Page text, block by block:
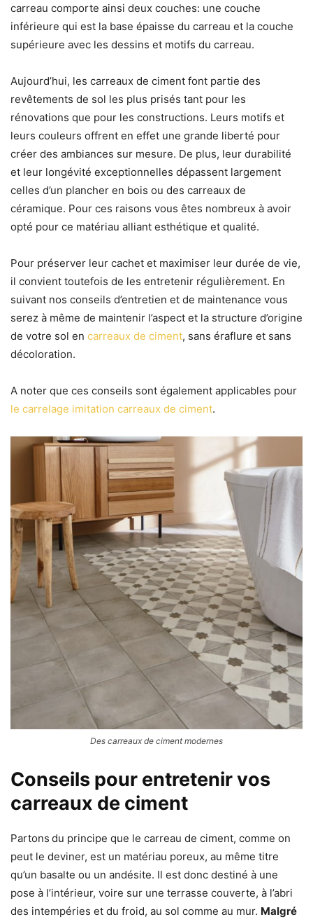
carreau comporte ainsi deux couches: une couche
inférieure qui est la base épaisse du carreau et la couche
supérieure avec les dessins et motifs du carreau.
Aujourd’hui, les carreaux de ciment font partie des
revêtements de sol les plus prisés tant pour les
rénovations que pour les constructions. Leurs motifs et
leurs couleurs offrent en effet une grande liberté pour
créer des ambiances sur mesure. De plus, leur durabilité
et leur longévité exceptionnelles dépassent largement
celles d’un plancher en bois ou des carreaux de
céramique. Pour ces raisons vous êtes nombreux à avoir
opté pour ce matériau alliant esthétique et qualité.
Pour préserver leur cachet et maximiser leur durée de vie,
il convient toutefois de les entretenir régulièrement. En
suivant nos conseils d’entretien et de maintenance vous
serez à même de maintenir l’aspect et la structure d’origine
de votre sol en carreaux de ciment, sans éraflure et sans
décoloration.
A noter que ces conseils sont également applicables pour
le carrelage imitation carreaux de ciment.
Des carreaux de ciment modernes
Conseils pour entretenir vos
carreaux de ciment
Partons du principe que le carreau de ciment, comme on
peut le deviner, est un matériau poreux, au même titre
qu’un basalte ou un andésite. Il est donc destiné à une
pose à l’intérieur, voire sur une terrasse couverte, à l’abri
des intempéries et du froid, au sol comme au mur. Malgré